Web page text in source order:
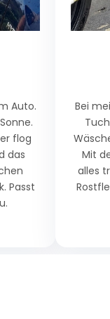
Auto.
flog
das
Passt
Bei
Mit
alles